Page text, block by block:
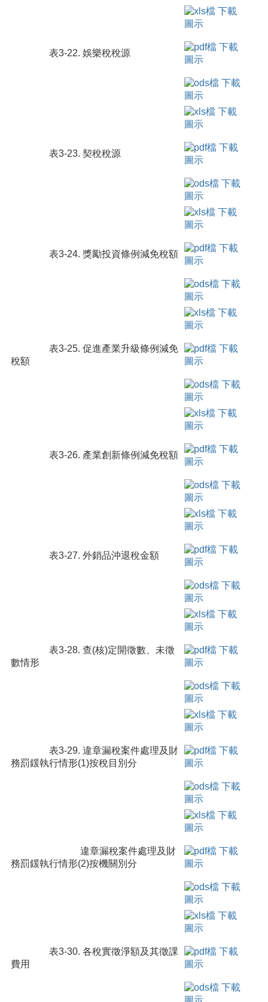
表3-22. 娛樂稅稅源
表3-23. 契稅稅源
表3-24. 獎勵投資條例減免稅額
表3-25. 促進產業升級條例減免
稅額
表3-26. 產業創新條例減免稅額
表3-27. 外銷品沖退稅金額
表3-28. 查(核)定開徵數、未徵
數情形
表3-29. 違章漏稅案件處理及財
務罰鍰執行情形(1)按稅目別分
違章漏稅案件處理及財
務罰鍰執行情形(2)按機關別分
表3-30. 各稅實徵淨額及其徵課
費用